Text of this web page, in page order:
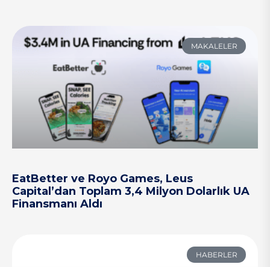
MAKALELER
EatBetter ve Royo Games, Leus
Capital’dan Toplam 3,4 Milyon Dolarlık UA
Finansmanı Aldı
HABERLER